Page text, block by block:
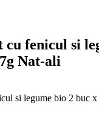
cu fenicul si
Nat-ali
si legume bio 2 buc